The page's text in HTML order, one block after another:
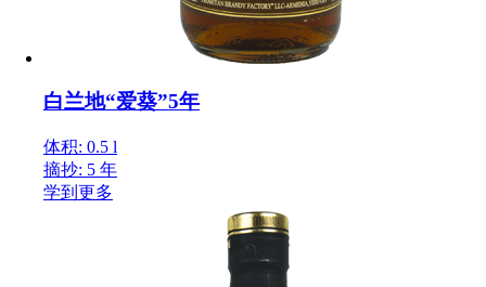
白兰地“爱葵”5年
体积: 0.5 l
摘抄: 5 年
学到更多